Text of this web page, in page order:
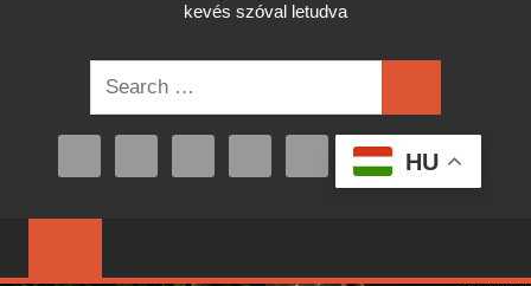
kevés szóval letudva
Search
for:
HU